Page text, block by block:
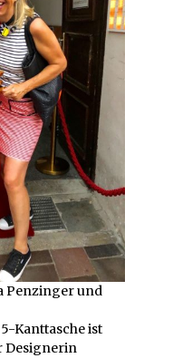
Penzinger und
Kanttasche ist
Designerin